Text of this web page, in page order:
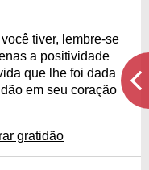
tiver, lembre-se
a positividade
que lhe foi dada
em seu coração
gratidão